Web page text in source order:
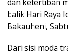
dan ketertiban
balik Hari Raya
Bakauheni,
Dari sisi moda